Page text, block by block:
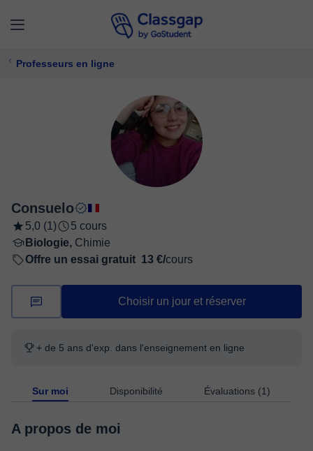
Professeurs en ligne
Consuelo
5,0 (1)
5 cours
Biologie, Chimie
Offre un essai gratuit 13 €/cours
Choisir un jour et réserver
+ de 5 ans d'exp. dans l'enseignement en ligne
Sur moi Disponibilité Évaluations (1)
A propos de moi